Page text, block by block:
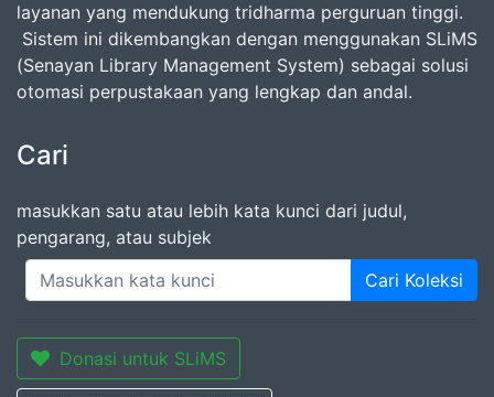
layanan yang mendukung tridharma perguruan tinggi.
Sistem ini dikembangkan dengan menggunakan SLiMS
(Senayan Library Management System) sebagai solusi
otomasi perpustakaan yang lengkap dan andal.
Cari
masukkan satu atau lebih kata kunci dari judul,
pengarang, atau subjek
Cari Koleksi
Donasi untuk SLiMS